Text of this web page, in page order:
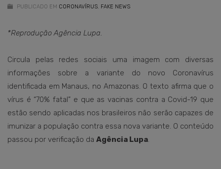
PUBLICADO EM CORONAVÍRUS, FAKE NEWS
*Reprodução Agência Lupa.
Circula pelas redes sociais uma imagem com diversas
informações sobre a variante do novo Coronavírus
identificada em Manaus, no Amazonas. O texto afirma que o
vírus é “70% fatal” e que as vacinas contra a Covid-19 que
estão sendo aplicadas nos brasileiros não serão capazes de
imunizar a população contra essa nova variante. O conteúdo
passou por verificação da Agência Lupa.